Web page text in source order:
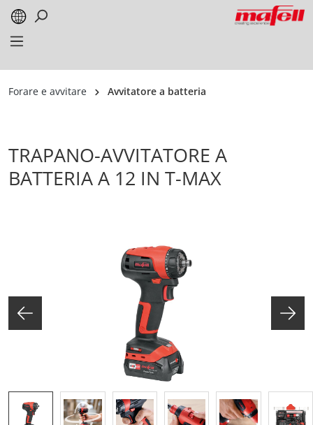
springen
Forare e avvitare Avvitatore a batteria
TRAPANO-AVVITATORE A
BATTERIA A 12 IN T-MAX